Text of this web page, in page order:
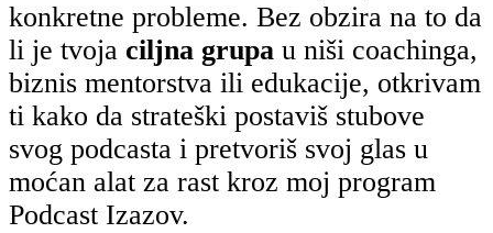
konkretne probleme. Bez obzira na to da
li je tvoja ciljna grupa u niši coachinga,
biznis mentorstva ili edukacije, otkrivam
ti kako da strateški postaviš stubove
svog podcasta i pretvoriš svoj glas u
moćan alat za rast kroz moj program
Podcast Izazov.